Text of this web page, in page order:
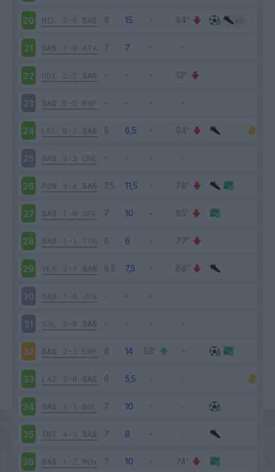
20 MIL 2-5 SAS
21 SAS 1-0 ATA
22 UDI 2-2 SAS
23 SAS 0-2 NAP
24 LEC 0-1 SAS
25 SAS 3-2 CRE
26 ROM 3-4 SAS
27 SAS 1-0 SPE
28 SAS 1-1 TOR
29 VER 2-1 SAS
30 SAS 1-0 JUV
31 SAL 3-0 SAS
32 SAS 2-1 EMP
33 LAZ 2-0 SAS
34 SAS 1-1 BOL
35 INT 4-2 SAS
36 SAS 1-2 MON